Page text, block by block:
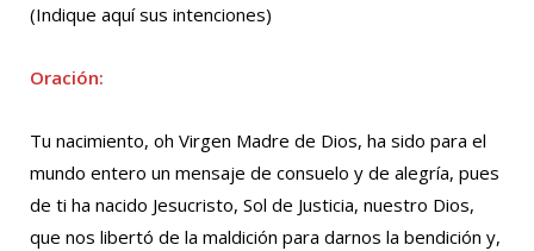
(Indique aquí sus intenciones)
Oración:
Tu nacimiento, oh Virgen Madre de Dios, ha sido para el
mundo entero un mensaje de consuelo y de alegría, pues
de ti ha nacido Jesucristo, Sol de Justicia, nuestro Dios,
que nos libertó de la maldición para darnos la bendición y,